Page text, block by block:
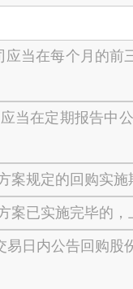
应当在每个月的
在定期报告中公
规定的回购实施
已实施完毕的，
易日内公告回购